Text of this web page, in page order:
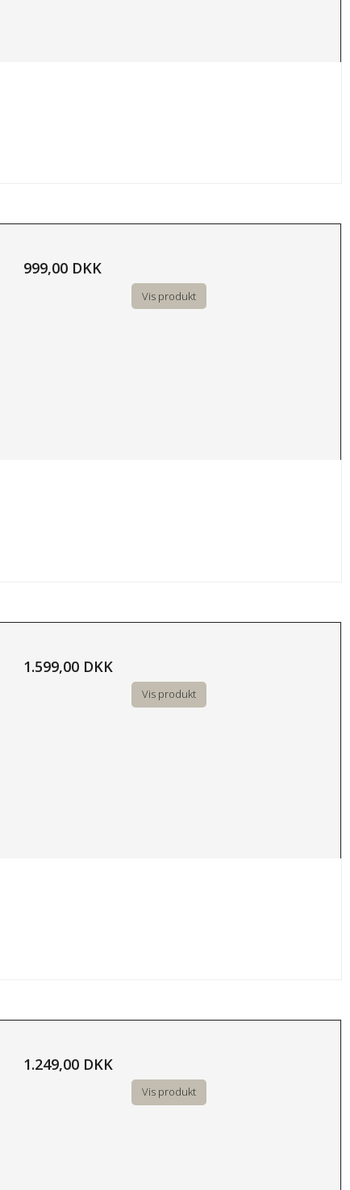
999,00 DKK
Vis produkt
1.599,00 DKK
Vis produkt
1.249,00 DKK
Vis produkt